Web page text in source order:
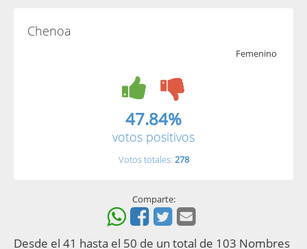
Chenoa
Femenino
47.84%
votos positivos
Votos totales: 278
Comparte:
Desde el 41 hasta el 50 de un total de 103 Nombres